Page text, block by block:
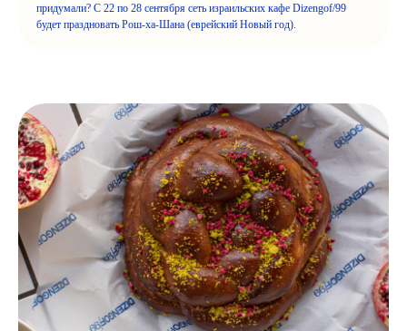
придумали? С 22 по 28 сентября сеть израильских кафе Dizengof/99
будет праздновать Рош-ха-Шана (еврейский Новый год).